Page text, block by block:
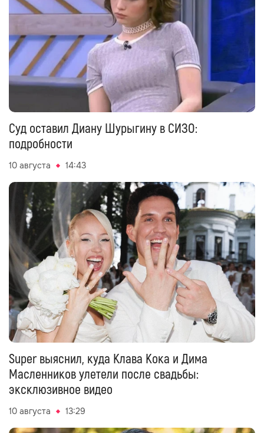
Суд оставил Диану Шурыгину в СИЗО:
подробности
10 августа 14:43
Super выяснил, куда Клава Кока и Дима
Масленников улетели после свадьбы:
эксклюзивное видео
10 августа 13:29